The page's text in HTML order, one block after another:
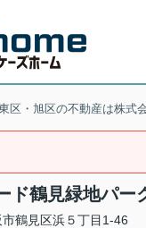
区・旭区の不動産は株式
ド鶴見緑地パー
市鶴見区浜５丁目1-46